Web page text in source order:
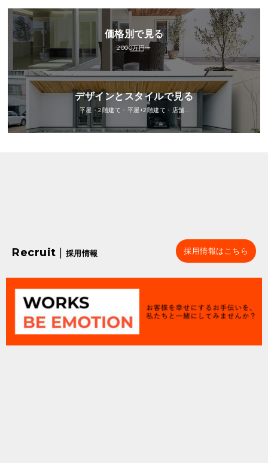
価格別で見る
2000万円〜
デザインとスタイルで見る
平屋・2階建て・平屋+2階建て・店舗…
Recruit 採用情報 採用情報はこちら